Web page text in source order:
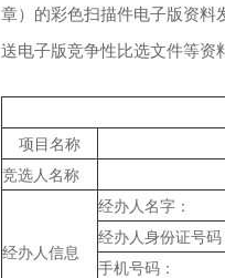
章）的彩色扫描件电子版资料
送电子版竞争性比选文件等资
项目名称
竞选人名称
经办人信息
经办人名字：
经办人身份证号码
手机号码：